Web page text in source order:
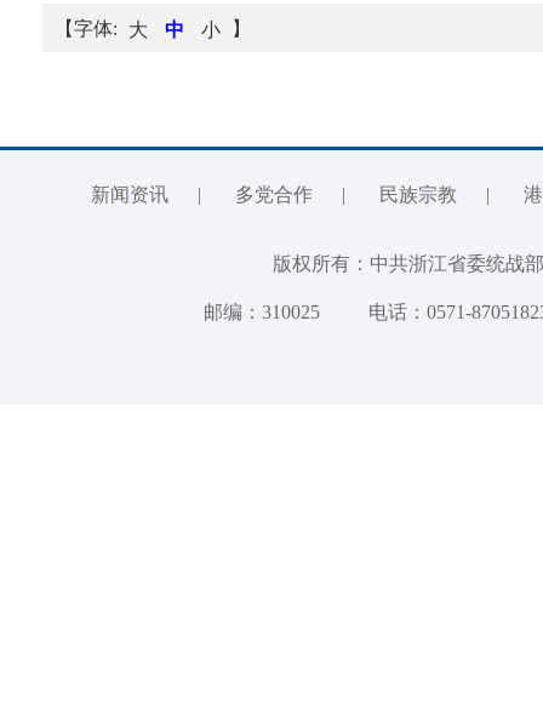
【字体: 大 中 小 】
新闻资讯 | 多党合作 | 民族宗教 |
版权所有：中共浙江省委统
邮编：310025 电话：0571-